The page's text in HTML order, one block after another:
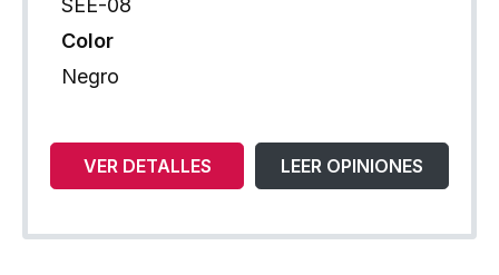
SEE-08
Color
Negro
VER DETALLES LEER OPINIONES